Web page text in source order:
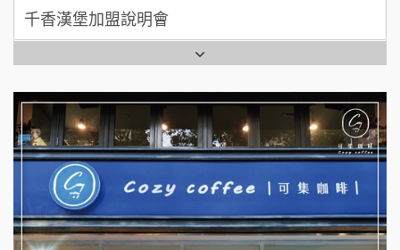
全家加盟說明會
台灣G湯加盟說明會
彭富貴加盟說明會
NU PASTA義大利麵加盟說明會
潮鍋癮加盟說明會
七盞茶加盟說明會
拉亞漢堡加盟說明會
杜芳子古味茶鋪加盟說明會
優握握×酸奶大獅加盟說明會
冬城門加盟說明會
拾鑶火鍋加盟說明會